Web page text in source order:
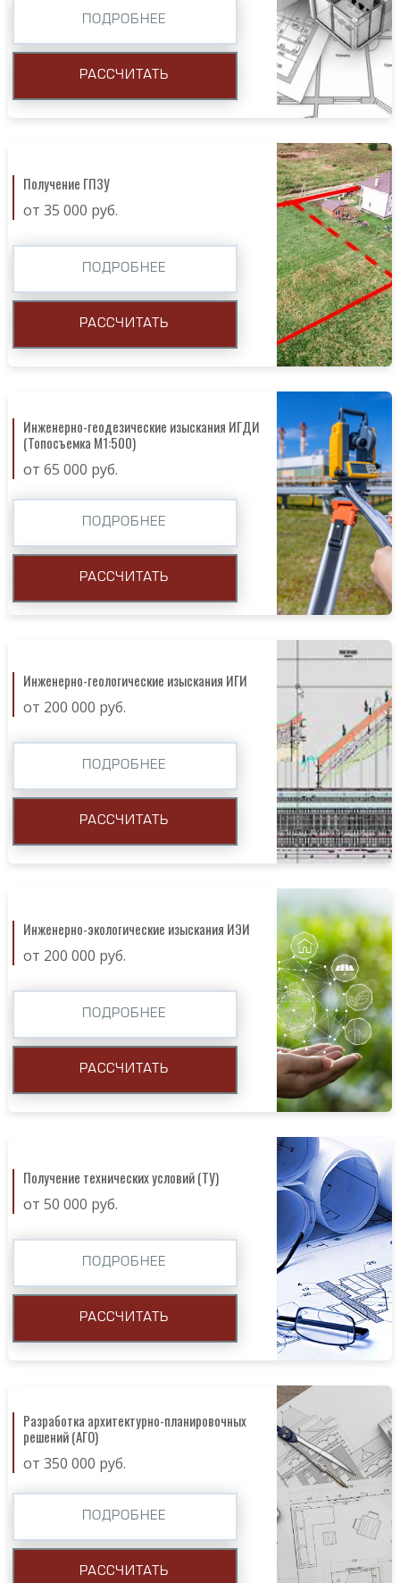
ПОДРОБНЕЕ
РАССЧИТАТЬ
Получение ГПЗУ
от 35 000 руб.
ПОДРОБНЕЕ
РАССЧИТАТЬ
Инженерно-геодезические изыскания ИГДИ
(Топосъемка М1:500)
от 65 000 руб.
ПОДРОБНЕЕ
РАССЧИТАТЬ
Инженерно-геологические изыскания ИГИ
от 200 000 руб.
ПОДРОБНЕЕ
РАССЧИТАТЬ
Инженерно-экологические изыскания ИЭИ
от 200 000 руб.
ПОДРОБНЕЕ
РАССЧИТАТЬ
Получение технических условий (ТУ)
от 50 000 руб.
ПОДРОБНЕЕ
РАССЧИТАТЬ
Разработка архитектурно-планировочных
решений (АГО)
от 350 000 руб.
ПОДРОБНЕЕ
РАССЧИТАТЬ